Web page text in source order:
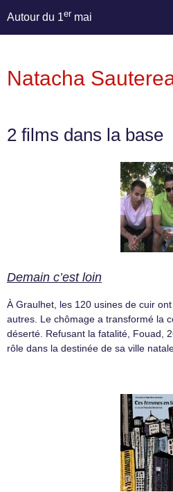
Autour du 1er mai
Natacha
2 films dans la base
Demain c’est loin
À Graulhet, les 120 usines de cuir
autres. Le chômage a transformé la
déserté. Refusant la fatalité, Fouad,
rôle dans la destinée de sa ville